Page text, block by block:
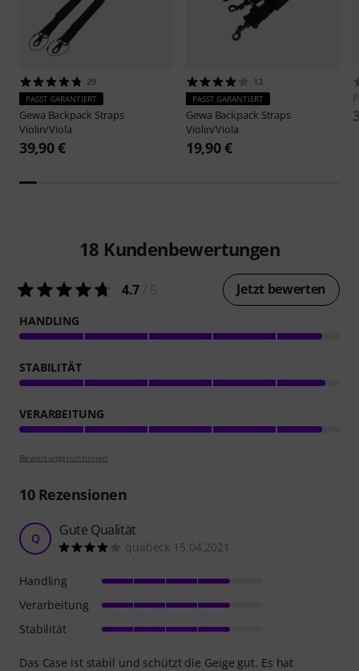
29
PASST GARANTIERT
Gewa Backpack Straps
Violin/Viola
39,90 €
13
PASST GARANTIERT
Gewa Backpack Straps
Violin/Viola
19,90 €
18 Kundenbewertungen
4.7 Jetzt bewerten
HANDLING
STABILITÄT
VERARBEITUNG
Bewertungsrichtlinien
10Rezensionen
Q Gute Qualität
quabeck 15.04.2021
Das Case ist stabil und schützt die Geige gut. Es hat
Handling
Verarbeitung
Stabilität